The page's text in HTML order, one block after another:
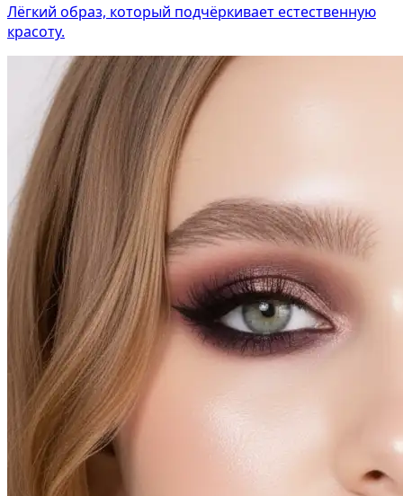
Лёгкий образ, который подчёркивает естественную
красоту.